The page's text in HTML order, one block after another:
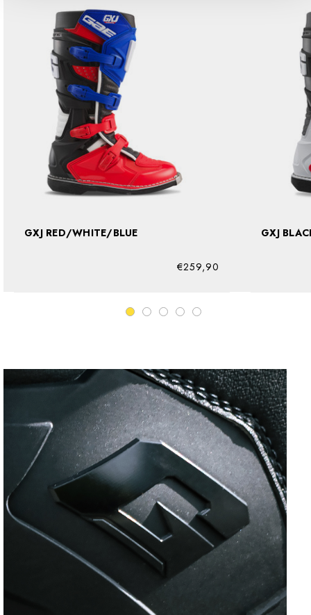
GXJ RED/WHITE/BLUE
€259,90
GXJ